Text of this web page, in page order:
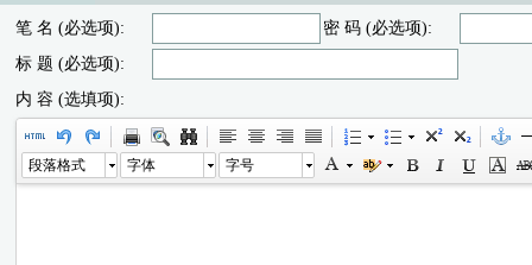
笔 名 (必选项):
密 码 (必选项):
标 题 (必选项):
内 容 (选填项):
段落格式 字体 字号